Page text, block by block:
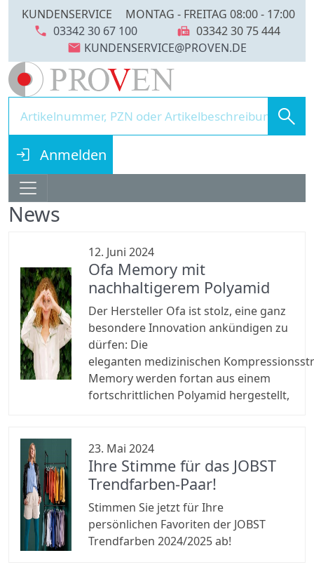
KUNDENSERVICE MONTAG - FREITAG 08:00 - 17:00
call 03342 30 67 100 fax 03342 30 75 444
mail
search
login Anmelden
News
12. Juni 2024
Ofa Memory mit
nachhaltigerem Polyamid
Der Hersteller Ofa ist stolz, eine ganz
besondere Innovation ankündigen zu
dürfen: Die
eleganten medizinischen
Memory werden fortan aus einem
fortschrittlichen Polyamid hergestellt,
23. Mai 2024
Ihre Stimme für das JOBST
Trendfarben-Paar!
Stimmen Sie jetzt für Ihre
persönlichen Favoriten der JOBST
Trendfarben 2024/2025 ab!